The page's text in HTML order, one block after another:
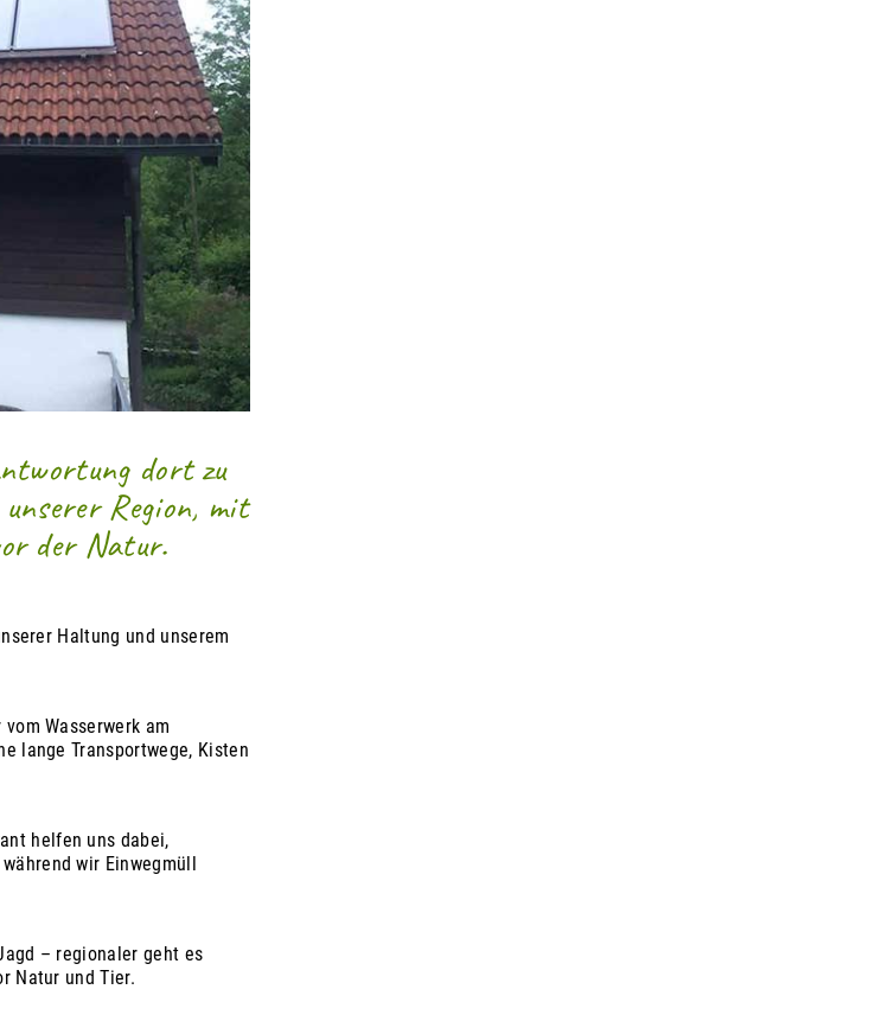
dort zu
Region, mit
der Natur.
Haltung und unserem
Wasserwerk am
lange Transportwege, Kisten
helfen uns dabei,
wir Einwegmüll
– regionaler geht es
Natur und Tier.